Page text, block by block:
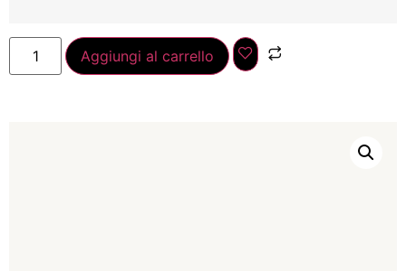
Aggiungi al carrello